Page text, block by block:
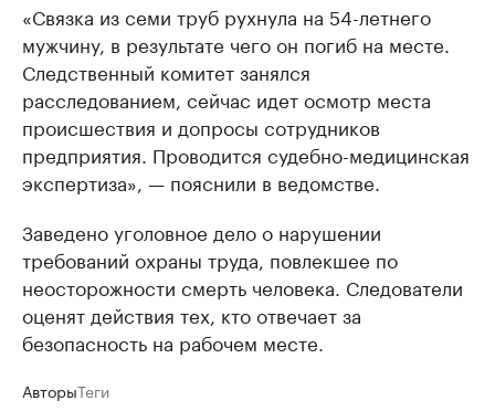
«Связка из семи труб рухнула на 54-летнего
мужчину, в результате чего он погиб на месте.
Следственный комитет занялся
расследованием, сейчас идет осмотр места
происшествия и допросы сотрудников
предприятия. Проводится судебно-медицинская
экспертиза», — пояснили в ведомстве.
Заведено уголовное дело о нарушении
требований охраны труда, повлекшее по
неосторожности смерть человека. Следователи
оценят действия тех, кто отвечает за
безопасность на рабочем месте.
АвторыТеги